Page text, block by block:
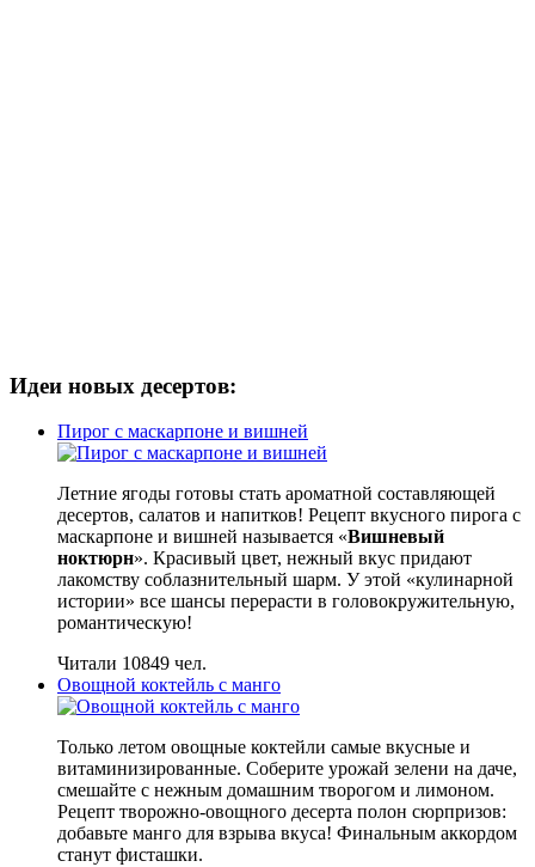
Идеи новых десертов:
Пирог с маскарпоне и вишней
Летние ягоды готовы стать ароматной составляющей
десертов, салатов и напитков! Рецепт вкусного пирога с
маскарпоне и вишней называется «Вишневый
ноктюрн». Красивый цвет, нежный вкус придают
лакомству соблазнительный шарм. У этой «кулинарной
истории» все шансы перерасти в головокружительную,
романтическую!
Читали 10849 чел.
Овощной коктейль с манго
Только летом овощные коктейли самые вкусные и
витаминизированные. Соберите урожай зелени на даче,
смешайте с нежным домашним творогом и лимоном.
Рецепт творожно-овощного десерта полон сюрпризов:
добавьте манго для взрыва вкуса! Финальным аккордом
станут фисташки.